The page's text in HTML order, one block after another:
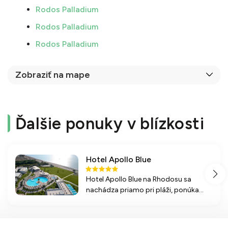
Rodos Palladium
Rodos Palladium
Rodos Palladium
Zobraziť na mape
Ďalšie ponuky v blízkosti
Hotel Apollo Blue
Hotel Apollo Blue na Rhodosu sa
nachádza priamo pri pláži, ponúka